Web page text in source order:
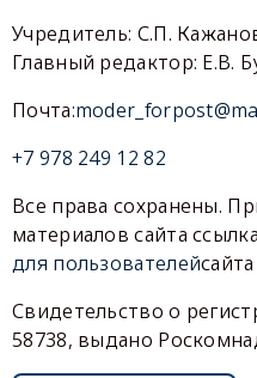
Учредитель: С.П.
Главный редактор: Е.В.
Почта:
+7 978 249 12 82
Все права сохранены.
материалов сайта
для пользователейсайта
Свидетельство о
58738, выдано